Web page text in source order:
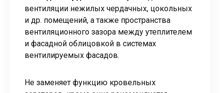
вентиляции нежилых чердачных, цокольных
и др. помещений, а также пространства
вентиляционного зазора между утеплителем
и фасадной облицовкой в системах
вентилируемых фасадов.
Не заменяет функцию кровельных